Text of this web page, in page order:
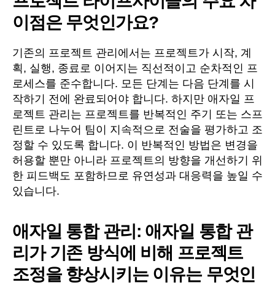
이점은 무엇인가요?
기존의 프로젝트 관리에서는 프로젝트가 시작, 계
획, 실행, 종료로 이어지는 직선적이고 순차적인 프
로세스를 준수합니다. 모든 단계는 다음 단계를 시
작하기 전에 완료되어야 합니다. 하지만 애자일 프
로젝트 관리는 프로젝트를 반복적인 주기 또는 스프
린트로 나누어 팀이 지속적으로 전술을 평가하고 조
정할 수 있도록 합니다. 이 반복적인 방법은 변경을
허용할 뿐만 아니라 프로젝트의 방향을 개선하기 위
한 피드백도 포함하므로 유연성과 대응력을 높일 수
있습니다.
애자일 통합 관리: 애자일 통합 관
리가 기존 방식에 비해 프로젝트
조정을 향상시키는 이유는 무엇인